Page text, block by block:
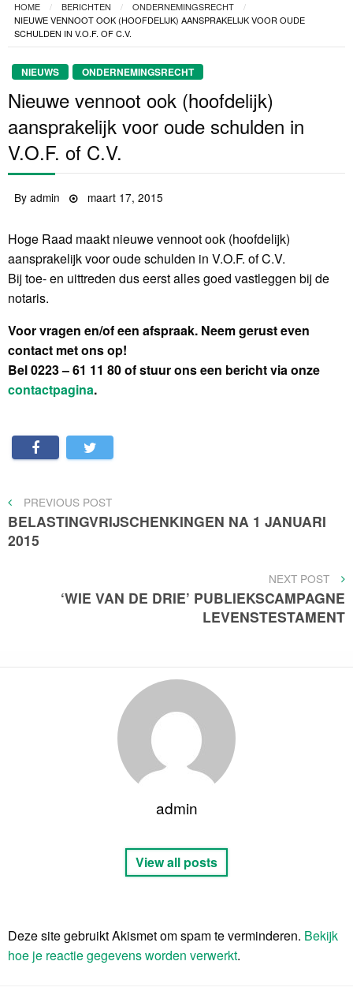
HOME BERICHTEN
ONDERNEMINGSRECHT
NIEUWE VENNOOT OOK (HOOFDELIJK) AANSPRAKELIJK VOOR OUDE
SCHULDEN IN V.O.F. OF C.V.
NIEUWS ONDERNEMINGSRECHT
Nieuwe vennoot ook (hoofdelijk)
aansprakelijk voor oude schulden in
V.O.F. of C.V.
Byadmin
Posted
maart 17, 2015
Hoge Raad maakt nieuwe vennoot ook (hoofdelijk)
aansprakelijk voor oude schulden in V.O.F. of C.V.
Bij toe- en uittreden dus eerst alles goed vastleggen bij de
notaris.
Voor vragen en/of een afspraak. Neem gerust even
contact met ons op!
Bel 0223 – 61 11 80 of stuur ons een bericht via onze
contactpagina.
Bericht
navigatie
PREVIOUS
POST
PREVIOUS POST
BELASTINGVRIJSCHENKINGEN NA 1 JANUARI
2015
NEXT
POST
NEXT POST
‘WIE VAN DE DRIE’ PUBLIEKSCAMPAGNE
LEVENSTESTAMENT
admin
View all posts
Deze site gebruikt Akismet om spam te verminderen. Bekijk
hoe je reactie gegevens worden verwerkt.